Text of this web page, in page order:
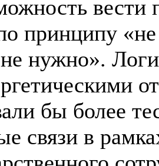
вести
принципу
нужно».
бы более
связи в